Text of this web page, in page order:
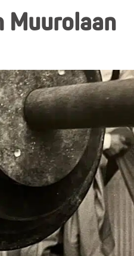
Muurolaan